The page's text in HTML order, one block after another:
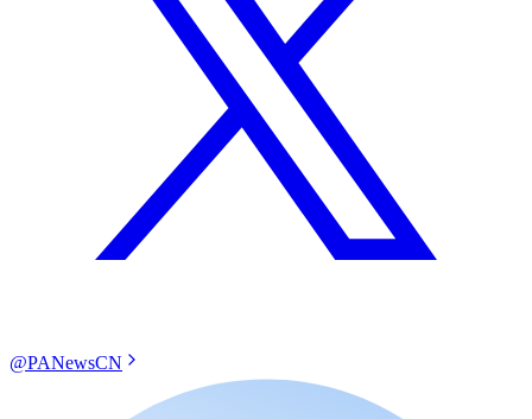
@PANewsCN